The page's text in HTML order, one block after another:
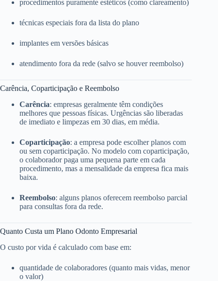
procedimentos puramente estéticos (como clareamento)
técnicas especiais fora da lista do plano
implantes em versões básicas
atendimento fora da rede (salvo se houver reembolso)
Carência, Coparticipação e Reembolso
Carência: empresas geralmente têm condições
melhores que pessoas físicas. Urgências são liberadas
de imediato e limpezas em 30 dias, em média.
Coparticipação: a empresa pode escolher planos com
ou sem coparticipação. No modelo com coparticipação,
o colaborador paga uma pequena parte em cada
procedimento, mas a mensalidade da empresa fica mais
baixa.
Reembolso: alguns planos oferecem reembolso parcial
para consultas fora da rede.
Quanto Custa um Plano Odonto Empresarial
O custo por vida é calculado com base em:
quantidade de colaboradores (quanto mais vidas, menor
o valor)